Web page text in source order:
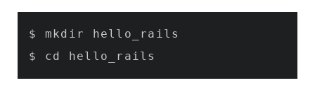
$ mkdir hello_rails
$ cd hello_rails